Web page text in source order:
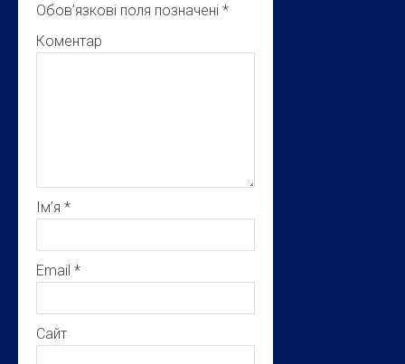
Обов’язкові поля позначені *
Коментар
Ім’я *
Email *
Сайт